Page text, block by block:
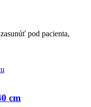
pod pacienta,
cm